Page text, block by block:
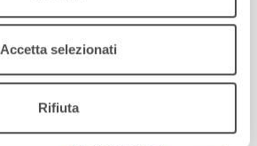
Accetta selezionati
Rifiuta